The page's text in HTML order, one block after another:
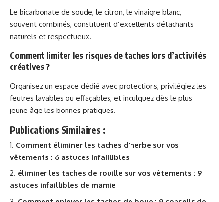
Le bicarbonate de soude, le citron, le vinaigre blanc,
souvent combinés, constituent d’excellents détachants
naturels et respectueux.
Comment limiter les risques de taches lors d’activités
créatives ?
Organisez un espace dédié avec protections, privilégiez les
feutres lavables ou effaçables, et inculquez dès le plus
jeune âge les bonnes pratiques.
Publications Similaires :
Comment éliminer les taches d’herbe sur vos
vêtements : 6 astuces infaillibles
éliminer les taches de rouille sur vos vêtements : 9
astuces infaillibles de mamie